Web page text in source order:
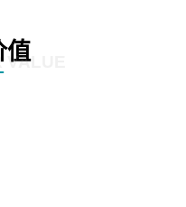
值
VALUE